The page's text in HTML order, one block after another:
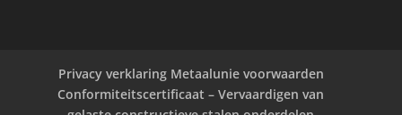
Privacy verklaring Metaalunie voorwaarden
Conformiteitscertificaat – Vervaardigen van